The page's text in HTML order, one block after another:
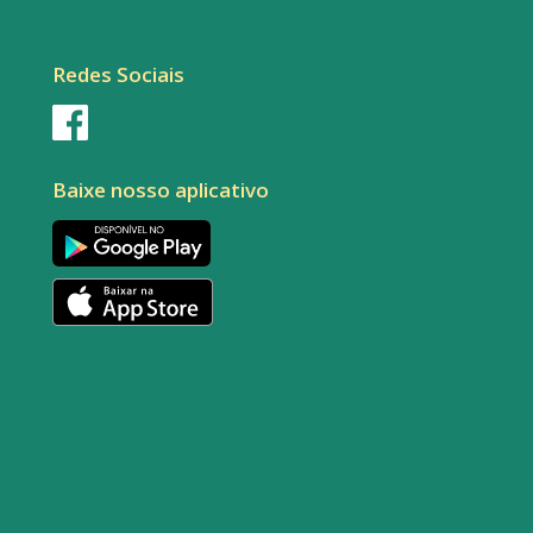
Redes Sociais
Baixe nosso aplicativo